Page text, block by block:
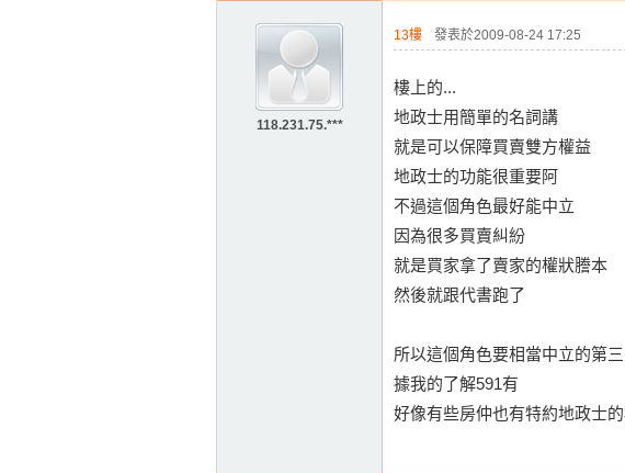
118.231.75.***
13樓 發表於2009-08-24 17:25
樓上的...
地政士用簡單的名詞講
就是可以保障買賣雙方權益
地政士的功能很重要阿
不過這個角色最好能中立
因為很多買賣糾紛
就是買家拿了賣家的權狀謄本
然後就跟代書跑了
所以這個角色要相當中立的第
據我的了解591有
好像有些房仲也有特約地政士